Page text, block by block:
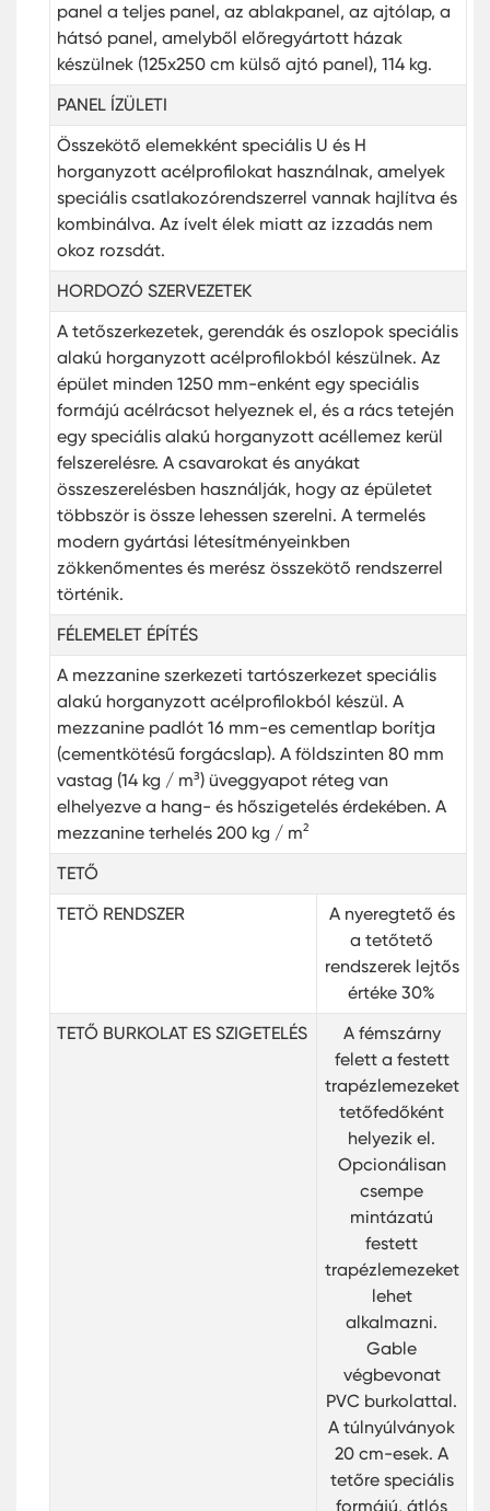
panel a teljes panel, az ablakpanel, az ajtólap, a
hátsó panel, amelyből előregyártott házak
készülnek (125x250 cm külső ajtó panel), 114 kg.
PANEL ÍZÜLETI
Összekötő elemekként speciális U és H
horganyzott acélprofilokat használnak, amelyek
speciális csatlakozórendszerrel vannak hajlítva és
kombinálva. Az ívelt élek miatt az izzadás nem
okoz rozsdát.
HORDOZÓ SZERVEZETEK
A tetőszerkezetek, gerendák és oszlopok speciális
alakú horganyzott acélprofilokból készülnek. Az
épület minden 1250 mm-enként egy speciális
formájú acélrácsot helyeznek el, és a rács tetején
egy speciális alakú horganyzott acéllemez kerül
felszerelésre. A csavarokat és anyákat
összeszerelésben használják, hogy az épületet
többször is össze lehessen szerelni. A termelés
modern gyártási létesítményeinkben
zökkenőmentes és merész összekötő rendszerrel
történik.
FÉLEMELET ÉPÍTÉS
A mezzanine szerkezeti tartószerkezet speciális
alakú horganyzott acélprofilokból készül. A
mezzanine padlót 16 mm-es cementlap borítja
(cementkötésű forgácslap). A földszinten 80 mm
vastag (14 kg / m³) üveggyapot réteg van
elhelyezve a hang- és hőszigetelés érdekében. A
mezzanine terhelés 200 kg / m²
TETŐ
TETÖ RENDSZER
A nyeregtető és
a tetőtető
rendszerek lejtős
értéke 30%
TETŐ BURKOLAT ES SZIGETELÉS
A fémszárny
felett a festett
trapézlemezeket
tetőfedőként
helyezik el.
Opcionálisan
csempe
mintázatú
festett
trapézlemezeket
lehet
alkalmazni.
Gable
végbevonat
PVC burkolattal.
A túlnyúlványok
20 cm-esek. A
tetőre speciális
formájú, átlós